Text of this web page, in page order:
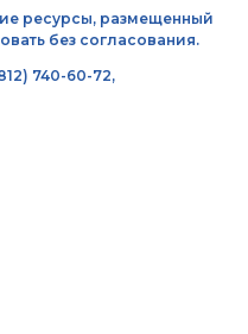
ресурсы, размещенный
без согласования.
740-60-72,